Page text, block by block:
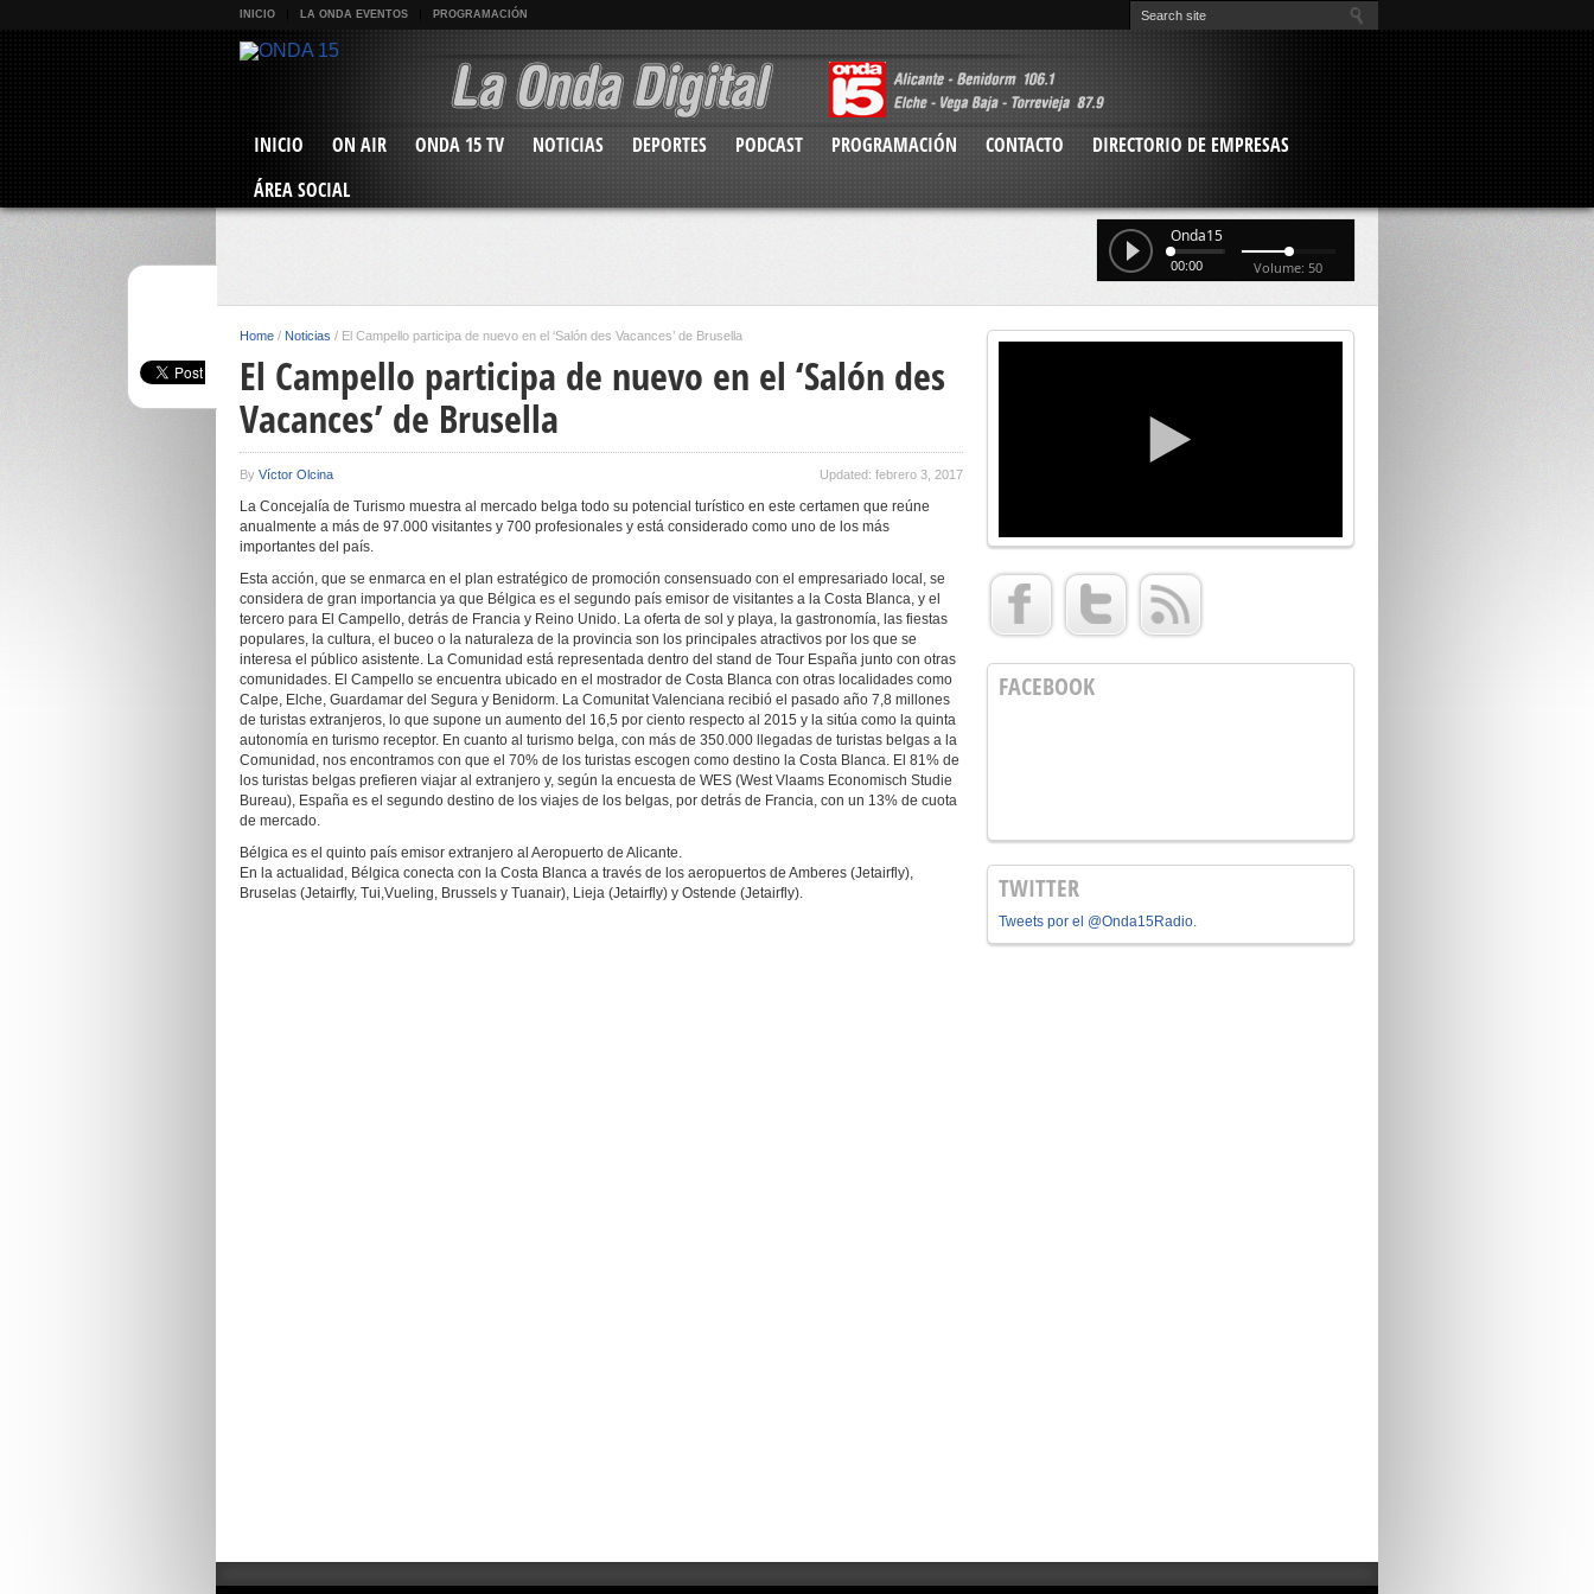
INICIO LA ONDA EVENTOS PROGRAMACIÓN
INICIO ON AIR ONDA 15 TV NOTICIAS DEPORTES PODCAST PROGRAMACIÓN CONTACTO
DIRECTORIO DE EMPRESAS
ÁREA SOCIAL
Onda15
00:00 Volume: 50
Home / Noticias / El Campello participa de nuevo en el ‘Salón des Vacances’ de Brusella
El Campello participa de nuevo en el ‘Salón des
Vacances’ de Brusella
By Víctor Olcina Updated: febrero 3, 2017
La Concejalía de Turismo muestra al mercado belga todo su potencial turístico en este certamen que reúne
anualmente a más de 97.000 visitantes y 700 profesionales y está considerado como uno de los más
importantes del país.
Esta acción, que se enmarca en el plan estratégico de promoción consensuado con el empresariado local, se
considera de gran importancia ya que Bélgica es el segundo país emisor de visitantes a la Costa Blanca, y el
tercero para El Campello, detrás de Francia y Reino Unido. La oferta de sol y playa, la gastronomía, las fiestas
populares, la cultura, el buceo o la naturaleza de la provincia son los principales atractivos por los que se
interesa el público asistente. La Comunidad está representada dentro del stand de Tour España junto con otras
comunidades. El Campello se encuentra ubicado en el mostrador de Costa Blanca con otras localidades como
Calpe, Elche, Guardamar del Segura y Benidorm. La Comunitat Valenciana recibió el pasado año 7,8 millones
de turistas extranjeros, lo que supone un aumento del 16,5 por ciento respecto al 2015 y la sitúa como la quinta
autonomía en turismo receptor. En cuanto al turismo belga, con más de 350.000 llegadas de turistas belgas a la
Comunidad, nos encontramos con que el 70% de los turistas escogen como destino la Costa Blanca. El 81% de
los turistas belgas prefieren viajar al extranjero y, según la encuesta de WES (West Vlaams Economisch Studie
Bureau), España es el segundo destino de los viajes de los belgas, por detrás de Francia, con un 13% de cuota
de mercado.
Bélgica es el quinto país emisor extranjero al Aeropuerto de Alicante.
En la actualidad, Bélgica conecta con la Costa Blanca a través de los aeropuertos de Amberes (Jetairfly),
Bruselas (Jetairfly, Tui,Vueling, Brussels y Tuanair), Lieja (Jetairfly) y Ostende (Jetairfly).
FACEBOOK
TWITTER
Tweets por el @Onda15Radio.